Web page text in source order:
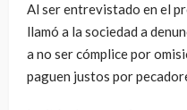
Al ser entrevistado en el
llamó a la sociedad a
a no ser cómplice por
paguen justos por